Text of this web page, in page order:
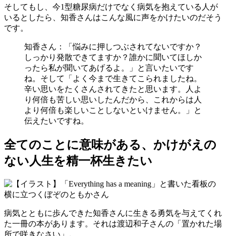
そしてもし、今1型糖尿病だけでなく病気を抱えている人が
いるとしたら、知香さんはこんな風に声をかけたいのだそう
です。
知香さん：「悩みに押しつぶされてないですか？
しっかり発散できてますか？誰かに聞いてほしか
ったら私が聞いてあげるよ。」と言いたいです
ね。そして「よく今まで生きてこられましたね。
辛い思いをたくさんされてきたと思います。人よ
り何倍も苦しい思いしたんだから、これからは人
より何倍も楽しいことしないといけません。」と
伝えたいですね。
全てのことに意味がある、かけがえの
ない人生を精一杯生きたい
病気とともに歩んできた知香さんに生きる勇気を与えてくれ
た一冊の本があります。それは渡辺和子さんの「置かれた場
所で咲きなさい」。